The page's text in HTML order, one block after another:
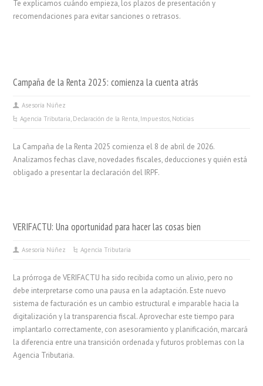
Te explicamos cuándo empieza, los plazos de presentación y
recomendaciones para evitar sanciones o retrasos.
Campaña de la Renta 2025: comienza la cuenta atrás
Asesoría Núñez
Agencia Tributaria, Declaración de la Renta, Impuestos, Noticias
La Campaña de la Renta 2025 comienza el 8 de abril de 2026.
Analizamos fechas clave, novedades fiscales, deducciones y quién está
obligado a presentar la declaración del IRPF.
VERIFACTU: Una oportunidad para hacer las cosas bien
Asesoría Núñez Agencia Tributaria
La prórroga de VERIFACTU ha sido recibida como un alivio, pero no
debe interpretarse como una pausa en la adaptación. Este nuevo
sistema de facturación es un cambio estructural e imparable hacia la
digitalización y la transparencia fiscal. Aprovechar este tiempo para
implantarlo correctamente, con asesoramiento y planificación, marcará
la diferencia entre una transición ordenada y futuros problemas con la
Agencia Tributaria.